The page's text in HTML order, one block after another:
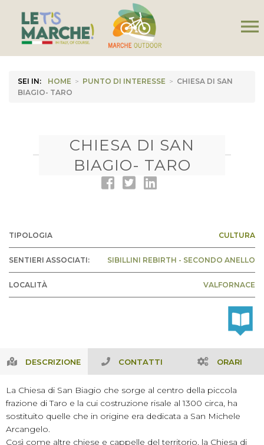
menu
SEI IN: HOME > PUNTO DI INTERESSE > CHIESA DI SAN
BIAGIO- TARO
CHIESA DI SAN
BIAGIO- TARO
TIPOLOGIA CULTURA
SENTIERI ASSOCIATI: SIBILLINI REBIRTH - SECONDO ANELLO
LOCALITÀ VALFORNACE
DESCRIZIONE CONTATTI ORARI
La Chiesa di San Biagio che sorge al centro della piccola
frazione di Taro e la cui costruzione risale al 1300 circa, ha
sostituito quelle che in origine era dedicata a San Michele
Arcangelo.
Così come altre chiese e cappelle del territorio, la Chiesa di